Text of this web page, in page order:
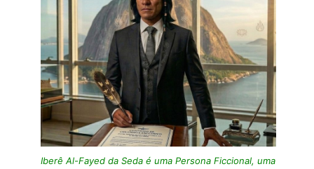
Iberê Al-Fayed da Seda é uma Persona Ficcional, uma